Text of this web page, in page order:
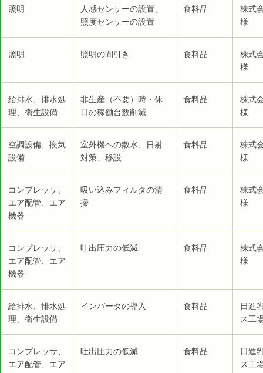
照明
人感センサーの設置、
照度センサーの設置
食料品
株式
様
照明 照明の間引き 食料品
株式
様
給排水、排水処
理、衛生設備
非生産（不要）時・休
日の稼働台数削減
食料品
株式
様
空調設備、換気
設備
室外機への散水、日射
対策、移設
食料品
株式
様
コンプレッサ、
エア配管、エア
機器
吸い込みフィルタの清
掃
食料品
株式
様
コンプレッサ、
エア配管、エア
機器
吐出圧力の低減 食料品
株式
様
給排水、排水処
理、衛生設備
インバータの導入 食料品
日進
ス工
コンプレッサ、
エア配管、エア
吐出圧力の低減 食料品
日進
ス工